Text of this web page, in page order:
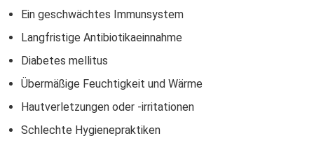
Ein geschwächtes Immunsystem
Langfristige Antibiotikaeinnahme
Diabetes mellitus
Übermäßige Feuchtigkeit und Wärme
Hautverletzungen oder -irritationen
Schlechte Hygienepraktiken